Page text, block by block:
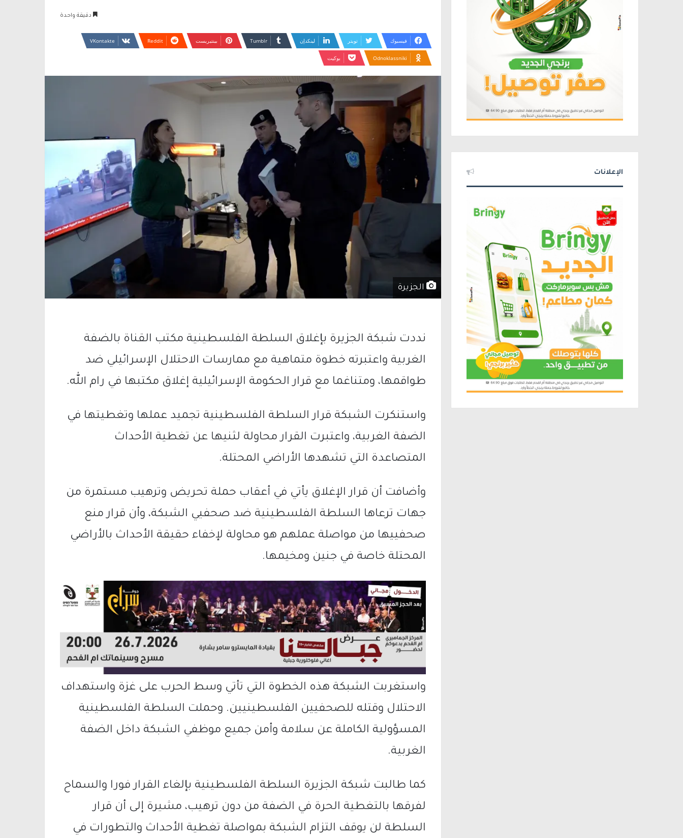
دقيقة واحدة
فيسبوك تويتر لينكدإن بينتيريست
Odnoklassniki بوكيت
الجزيرة
نددت شبكة الجزيرة بإغلاق السلطة الفلسطينية مكتب القناة بالضفة
الغربية واعتبرته خطوة متماهية مع ممارسات الاحتلال الإسرائيلي ضد
طواقمها، ومتناغما مع قرار الحكومة الإسرائيلية إغلاق مكتبها في رام الله.
واستنكرت الشبكة قرار السلطة الفلسطينية تجميد عملها وتغطيتها في
الضفة الغربية، واعتبرت القرار محاولة لثنيها عن تغطية الأحداث
المتصاعدة التي تشهدها الأراضي المحتلة.
وأضافت أن قرار الإغلاق يأتي في أعقاب حملة تحريض وترهيب مستمرة من
جهات ترعاها السلطة الفلسطينية ضد صحفيي الشبكة، وأن قرار منع
صحفييها من مواصلة عملهم هو محاولة لإخفاء حقيقة الأحداث بالأراضي
المحتلة خاصة في جنين ومخيمها.
واستغربت الشبكة هذه الخطوة التي تأتي وسط الحرب على غزة واستهداف
الاحتلال وقتله للصحفيين الفلسطينيين. وحملت السلطة الفلسطينية
المسؤولية الكاملة عن سلامة وأمن جميع موظفي الشبكة داخل الضفة
الغربية.
كما طالبت شبكة الجزيرة السلطة الفلسطينية بإلغاء القرار فورا والسماح
لفرقها بالتغطية الحرة في الضفة من دون ترهيب، مشيرة إلى أن قرار
السلطة لن يوقف التزام الشبكة بمواصلة تغطية الأحداث والتطورات في
الإعلانات